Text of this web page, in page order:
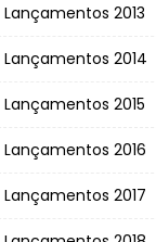
Lançamentos 2013
Lançamentos 2014
Lançamentos 2015
Lançamentos 2016
Lançamentos 2017